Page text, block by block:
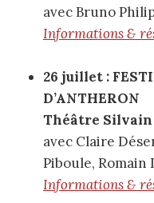
avec Bruno
Informations &
26 juillet :
D’ANTHERON
Théâtre Silvain
avec Claire
Piboule, Romain
Informations &